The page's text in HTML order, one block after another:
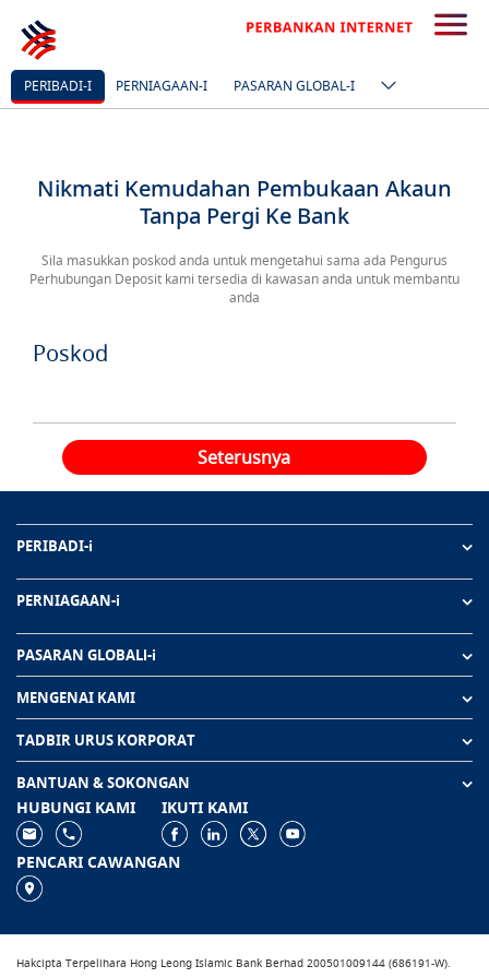
PERIBADI-I PERNIAGAAN-I PASARAN GLOBAL-I
Nikmati Kemudahan Pembukaan Akaun
Tanpa Pergi Ke Bank
Sila masukkan poskod anda untuk mengetahui sama ada Pengurus
Perhubungan Deposit kami tersedia di kawasan anda untuk membantu
anda
Poskod
Seterusnya
PERIBADI-i
PERNIAGAAN-i
PASARAN GLOBALl-i
MENGENAI KAMI
TADBIR URUS KORPORAT
BANTUAN & SOKONGAN
HUBUNGI KAMI IKUTI KAMI
PENCARI CAWANGAN
Hakcipta Terpelihara Hong Leong Islamic Bank Berhad 200501009144 (686191-W).